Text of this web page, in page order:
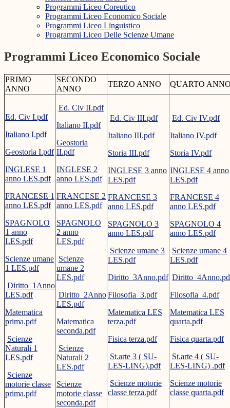
Programmi Liceo Coreutico
Programmi Liceo Economico Sociale
Programmi Liceo Linguistico
Programmi Liceo Delle Scienze Umane
Programmi Liceo Economico Sociale
PRIMO
ANNO
SECONDO
ANNO
TERZO ANNO QUARTO
Ed. Civ I.pdf
Italiano I.pdf
Geostoria I.pdf
INGLESE 1
anno LES.pdf
FRANCESE 1
anno LES.pdf
SPAGNOLO
1 anno
LES.pdf
Scienze umane
1 LES.pdf
Diritto_1Anno
LES.pdf
Matematica
prima.pdf
Scienze
Naturali 1
LES.pdf
Scienze
motorie classe
prima.pdf
Ed. Civ II.pdf
Italiano II.pdf
Geostoria
II.pdf
INGLESE 2
anno LES.pdf
FRANCESE 2
anno LES.pdf
SPAGNOLO
2 anno
LES.pdf
Scienze
umane 2
LES.pdf
Diritto_2Anno
LES.pdf
Matematica
seconda.pdf
Scienze
Naturali 2
LES.pdf
Scienze
motorie classe
seconda.pdf
Ed. Civ III.pdf
Italiano III.pdf
Storia III.pdf
INGLESE 3 anno
LES.pdf
FRANCESE 3
anno LES.pdf
SPAGNOLO 3
anno LES.pdf
Scienze umane 3
LES.pdf
Diritto_3Anno.pdf
Filosofia_3.pdf
Matematica LES
terza.pdf
Fisica terza.pdf
St.arte 3 ( SU-
LES-LING).pdf
Scienze motorie
classe terza.pdf
Ed. Civ IV.pdf
Italiano IV.pdf
Storia IV.pdf
INGLESE 4 anno
LES.pdf
FRANCESE 4
anno LES.pdf
SPAGNOLO 4
anno LES.pdf
Scienze umane 4
LES.pdf
Filosofia_4.pdf
Matematica LES
quarta.pdf
Fisica quarta.pdf
St.arte 4 ( SU-
LES-LING) .pdf
Scienze motorie
classe quarta.pdf